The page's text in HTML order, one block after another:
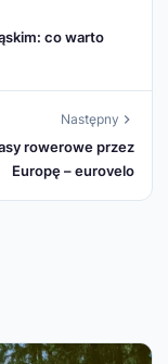
co warto
Następny
rowerowe przez
Europę – eurovelo